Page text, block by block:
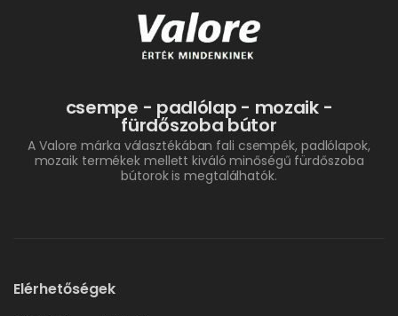
csempe - padlólap - mozaik -
fürdőszoba bútor
A Valore márka választékában fali csempék, padlólapok,
mozaik termékek mellett kiváló minőségű fürdőszoba
bútorok is megtalálhatók.
Elérhetőségek